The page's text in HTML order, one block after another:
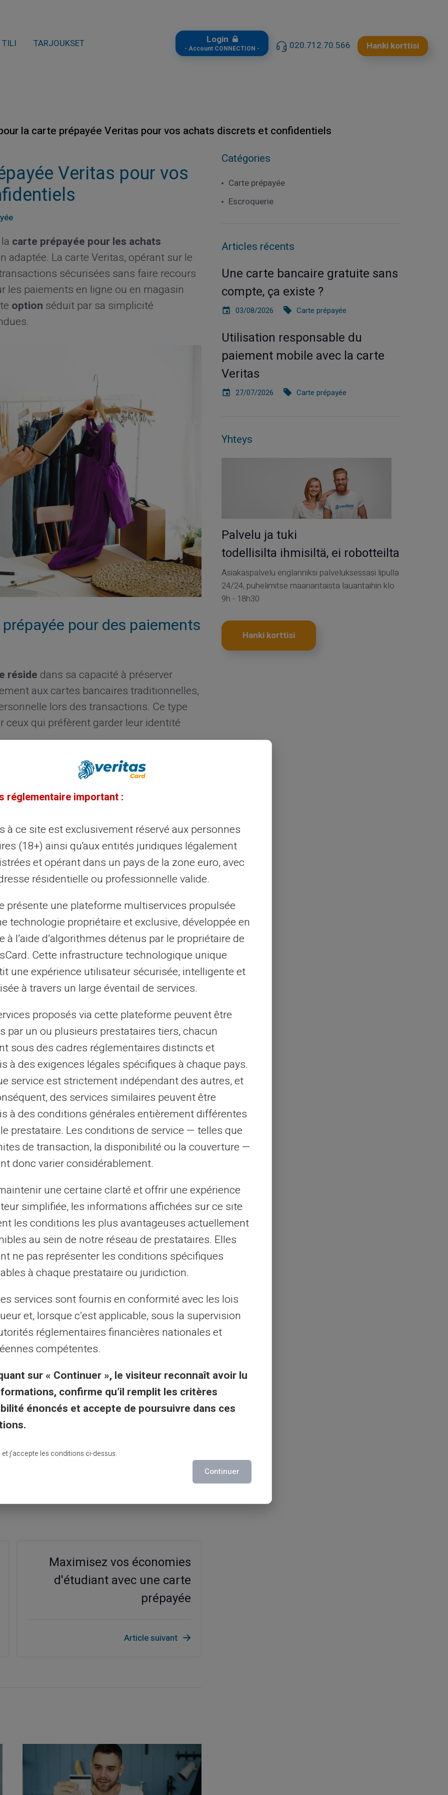
TILI TARJOUKSET Login
- Account CONNECTION - 020.712.70.566 Hanki korttisi
la carte prépayée Veritas pour vos achats discrets et confidentiels
Veritas pour vos
carte prépayée pour les achats
La carte Veritas, opérant sur le
sécurisées sans faire recours
les paiements en ligne ou en magasin
option séduit par sa simplicité
pour des paiements
réside dans sa capacité à préserver
aux cartes bancaires traditionnelles,
lors des transactions. Ce type
qui préfèrent garder leur identité
Veritas pour sécuriser vos
sous un modèle simple : vous
ce montant pour vos divers achats. Le
et les dépenses sont contrôlées
minimise les risques de fraudes et de
classiques. De plus, sans avoir un
activité reste privée et vos données
modernes intégrées à la
elle se distingue par sa
maîtrise du budget grâce à une gestion
ainsi les surprises désagréables liées
parfaitement aux professionnels qui
les frais professionnels de manière
presque universelle (liée au réseau
d'utilisation en boutique ou sur
pour chaque
votre budget, à faire des achats
à l'étranger sans trace, la carte Veritas
sécurité, souplesse et praticité.
quand vous le souhaitez.
surprenant que tant de personnes se
solution
idéale pour leurs besoins de
Maximisez vos économies
d'étudiant avec une carte
prépayée
Article suivant
Catégories
Carte prépayée
Escroquerie
Articles récents
Une carte bancaire gratuite sans
compte, ça existe ?
03/08/2026 Carte prépayée
Utilisation responsable du
paiement mobile avec la carte
Veritas
27/07/2026 Carte prépayée
Yhteys
Palvelu ja tuki
todellisilta ihmisiltä, ei robotteilta
Asiakaspalvelu englanniksi palveluksessasi lipulla
24/24, puhelimitse maanantaista lauantaihin klo
9h - 18h30
Hanki korttisi
réglementaire important :
à ce site est exclusivement réservé aux personnes
(18+) ainsi qu'aux entités juridiques légalement
et opérant dans un pays de la zone euro, avec
résidentielle ou professionnelle valide.
présente une plateforme multiservices propulsée
technologie propriétaire et exclusive, développée en
à l’aide d’algorithmes détenus par le propriétaire de
Cette infrastructure technologique unique
une expérience utilisateur sécurisée, intelligente et
à travers un large éventail de services.
proposés via cette plateforme peuvent être
par un ou plusieurs prestataires tiers, chacun
sous des cadres réglementaires distincts et
à des exigences légales spécifiques à chaque pays.
service est strictement indépendant des autres, et
des services similaires peuvent être
à des conditions générales entièrement différentes
prestataire. Les conditions de service — telles que
de transaction, la disponibilité ou la couverture —
donc varier considérablement.
une certaine clarté et offrir une expérience
simplifiée, les informations affichées sur ce site
les conditions les plus avantageuses actuellement
au sein de notre réseau de prestataires. Elles
ne pas représenter les conditions spécifiques
à chaque prestataire ou juridiction.
services sont fournis en conformité avec les lois
et, lorsque c’est applicable, sous la supervision
réglementaires financières nationales et
compétentes.
sur « Continuer », le visiteur reconnaît avoir lu
confirme qu’il remplit les critères
énoncés et accepte de poursuivre dans ces
et j’accepte les conditions ci-dessus.
Continuer